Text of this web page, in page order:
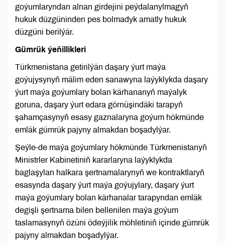
goýumlaryndan alnan girdejini peýdalanylmagyň
hukuk düzgüninden pes bolmadyk amatly hukuk
düzgüni berilýär.
Gümrük ýeňillikleri
Türkmenistana getirilýän daşary ýurt maýa
goýujysynyň mälim eden sanawyna laýyklykda daşary
ýurt maýa goýumlary bolan kärhananyň maýalyk
goruna, daşary ýurt edara görnüşindäki tarapyň
şahamçasynyň esasy gaznalaryna goýum hökmünde
emläk gümrük pajyny almakdan boşadylýar.
Şeýle-de maýa goýumlary hökmünde Türkmenistanyň
Ministrler Kabinetiniň kararlaryna laýyklykda
baglaşylan halkara şertnamalarynyň we kontraktlaryň
esasynda daşary ýurt maýa goýujylary, daşary ýurt
maýa goýumlary bolan kärhanalar tarapyndan emläk
degişli şertnama bilen bellenilen maýa goýum
taslamasynyň özüni ödeýjilik möhletiniň içinde gümrük
pajyny almakdan boşadylýar.